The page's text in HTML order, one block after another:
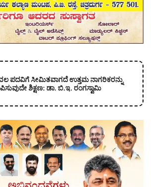
ಪದವಿಗೆ ಸೀಮಿತವಾಗದೆ ಉತ್ತಮ ನಾಗರಿಕರನ್ನು
ಶಿಕ್ಷಣ: ಡಾ. ಬಿ.ಇ. ರಂಗಸ್ವಾಮಿ